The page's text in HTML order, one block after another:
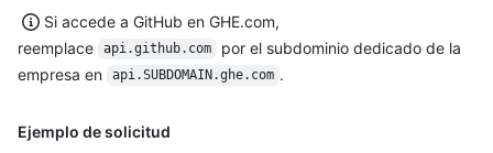
Si accede a GitHub en GHE.com,
reemplace
api.github.com
por el subdominio dedicado de la
empresa en
api.SUBDOMAIN.ghe.com .
Ejemplo de solicitud